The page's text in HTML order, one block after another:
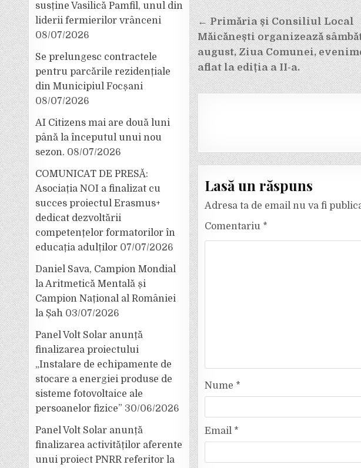
Navigare
în
articole
← Primăria și Consiliul Local
Măicănești organizează
august, Ziua Comunei,
aflat la ediția a II-a.
Lasă un răspuns
Adresa ta de email nu va fi
Comentariu *
Nume *
Email *
susține Vasilică Pamfil, unul din
liderii fermierilor vrânceni
08/07/2026
Se prelungesc contractele
pentru parcările rezidențiale
din Municipiul Focșani
08/07/2026
AI Citizens mai are două luni
până la începutul unui nou
sezon. 08/07/2026
COMUNICAT DE PRESĂ:
Asociația NOI a finalizat cu
succes proiectul Erasmus+
dedicat dezvoltării
competențelor formatorilor în
educația adulților 07/07/2026
Daniel Sava, Campion Mondial
la Aritmetică Mentală și
Campion Național al României
la Șah 03/07/2026
Panel Volt Solar anunță
finalizarea proiectului
„Instalare de echipamente de
stocare a energiei produse de
sisteme fotovoltaice ale
persoanelor fizice” 30/06/2026
Panel Volt Solar anunță
finalizarea activităților aferente
unui proiect PNRR referitor la